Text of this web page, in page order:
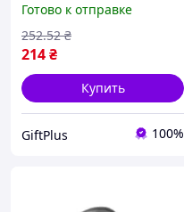
1000 лм для
повседневного
использования
Готово к отправке
214₴
252.52 ₴
Купить
GiftPlus 100%